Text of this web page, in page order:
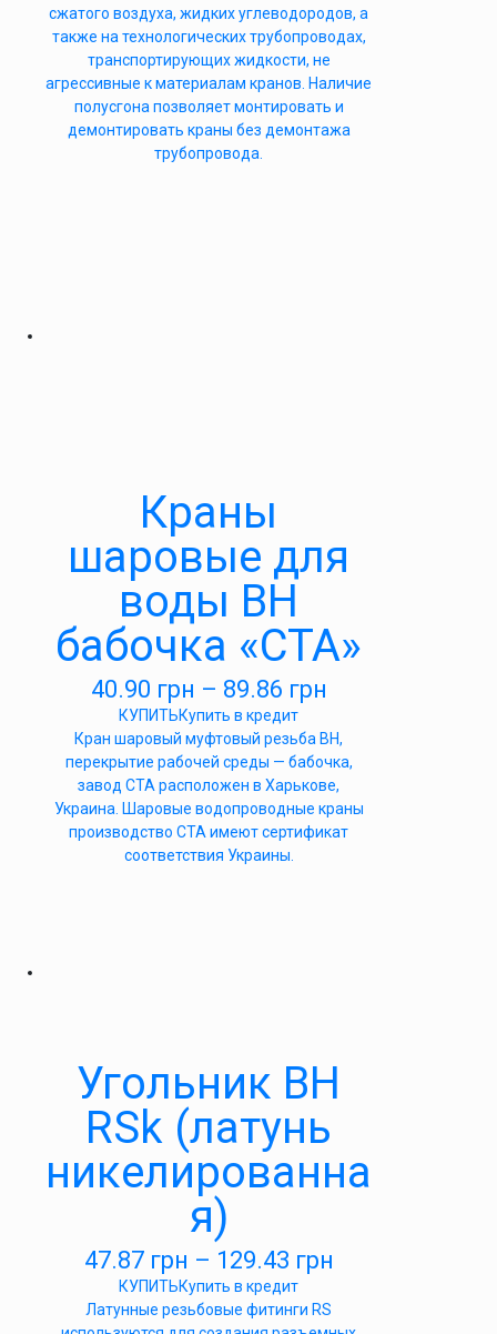
сжатого воздуха, жидких углеводородов, а
также на технологических трубопроводах,
транспортирующих жидкости, не
агрессивные к материалам кранов. Наличие
полусгона позволяет монтировать и
демонтировать краны без демонтажа
трубопровода.
Краны
шаровые для
воды ВН
бабочка «СТА»
40.90 грн – 89.86 грн
КУПИТЬКупить в кредит
Кран шаровый муфтовый резьба ВН,
перекрытие рабочей среды — бабочка,
завод СТА расположен в Харькове,
Украина. Шаровые водопроводные краны
производство СТА имеют сертификат
соответствия Украины.
Угольник ВН
RSk (латунь
никелированна
я)
47.87 грн – 129.43 грн
КУПИТЬКупить в кредит
Латунные резьбовые фитинги RS